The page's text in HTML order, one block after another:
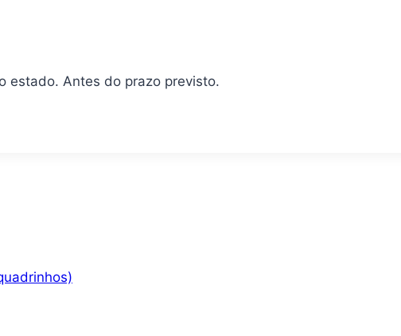
estado. Antes do prazo previsto.